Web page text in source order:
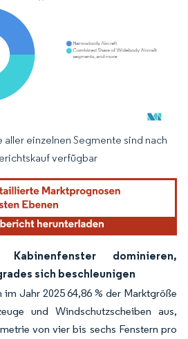
erfordert Namensnennung
einzelnen Segmente sind nach
verfügbar
Kabinenfenster dominieren,
sich beschleunigen
Jahr 2025 64,86 % der Marktgröße
und Windschutzscheiben aus,
von vier bis sechs Fenstern pro